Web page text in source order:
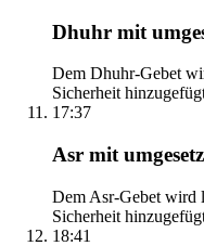
Dhuhr mit
Dem Dhuhr-Gebet
Sicherheit
17:37
Asr mit
Dem Asr-Gebet wird
Sicherheit
18:41